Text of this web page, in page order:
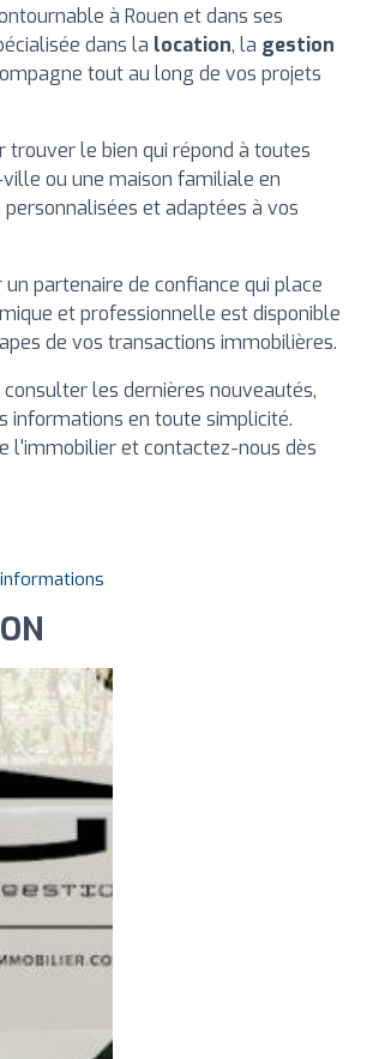
à Rouen et dans ses
dans la location, la gestion
tout au long de vos projets
trouver le bien qui répond à toutes
ou une maison familiale en
et adaptées à vos
un partenaire de confiance qui place
et professionnelle est disponible
de vos transactions immobilières.
les dernières nouveautés,
informations en toute simplicité.
l'immobilier et contactez-nous dès